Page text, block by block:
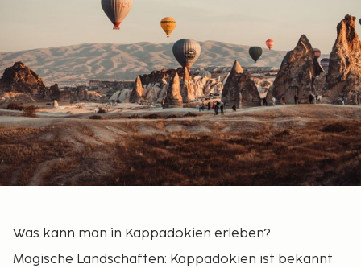
Was kann man in Kappadokien erleben?
Magische Landschaften: Kappadokien ist bekannt